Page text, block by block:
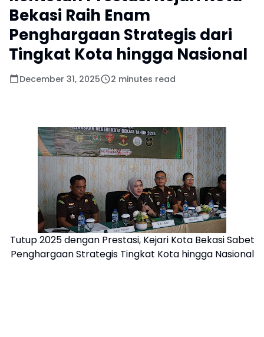
Bekasi Raih Enam
Penghargaan Strategis dari
Tingkat Kota hingga Nasional
December 31, 2025 2 minutes read
Tutup 2025 dengan Prestasi, Kejari Kota Bekasi Sabet
Penghargaan Strategis Tingkat Kota hingga Nasional